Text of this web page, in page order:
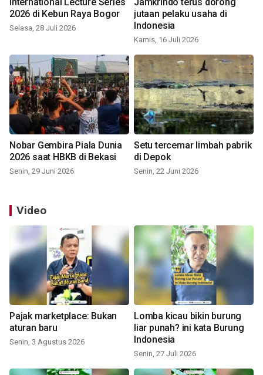
2026 di Kebun Raya Bogor
Selasa, 28 Juli 2026
jutaan pelaku usaha di
Indonesia
Kamis, 16 Juli 2026
Nobar Gembira Piala Dunia
2026 saat HBKB di Bekasi
Senin, 29 Juni 2026
Setu tercemar limbah pabrik
di Depok
Senin, 22 Juni 2026
Video
Pajak marketplace: Bukan
aturan baru
Senin, 3 Agustus 2026
Lomba kicau bikin burung
liar punah? ini kata Burung
Indonesia
Senin, 27 Juli 2026